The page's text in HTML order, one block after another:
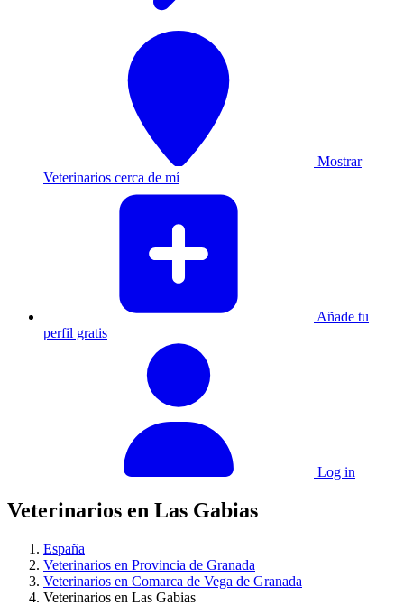
Mostrar
Veterinarios cerca de mí
Añade tu
perfil gratis
Log in
Veterinarios en Las Gabias
España
Veterinarios en Provincia de Granada
Veterinarios en Comarca de Vega de Granada
Veterinarios en Las Gabias